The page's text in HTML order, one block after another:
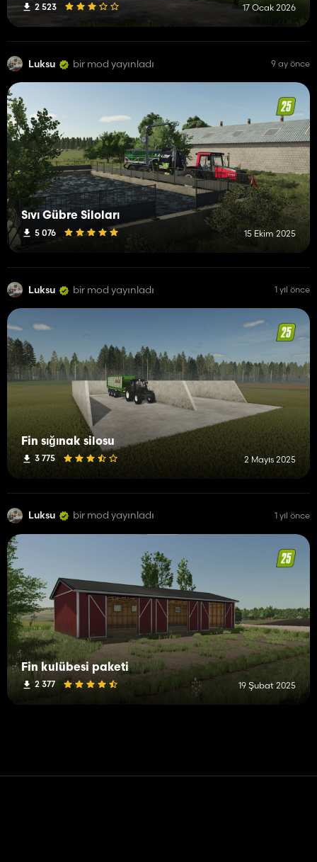
2 523 17 Ocak 2026
Luksu bir mod yayınladı 9 ay önce
Sıvı Gübre Siloları
5 076 15 Ekim 2025
Luksu bir mod yayınladı 1 yıl önce
Fin sığınak silosu
3 775 2 Mayıs 2025
Luksu bir mod yayınladı 1 yıl önce
Fin kulübesi paketi
2 377 19 Şubat 2025